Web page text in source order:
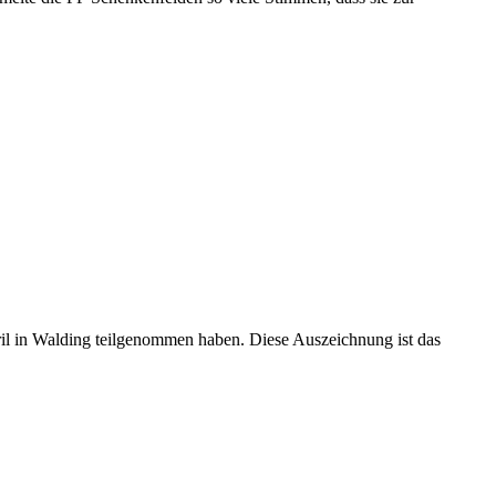
in Walding teilgenommen haben. Diese Auszeichnung ist das